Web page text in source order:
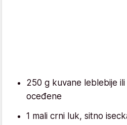
250 g kuvane leblebije
oceđene
1 mali crni luk, sitno